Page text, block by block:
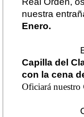
nuestra
Enero.
Capilla del
con la cena
Oficiará